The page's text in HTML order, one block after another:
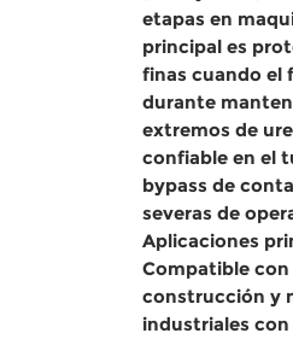
etapas en
principal es
finas cuando el
durante
extremos de
confiable en el
bypass de
severas de
Aplicaciones
Compatible con
construcción y
industriales